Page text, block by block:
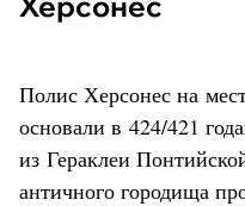
Полис Херсонес на
основали в 424/421
из Гераклеи
античного городища